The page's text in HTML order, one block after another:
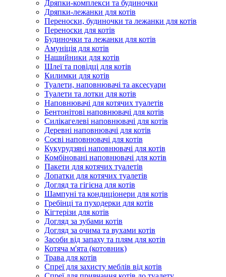
Дряпки-комплекси та будиночки
Дряпки-лежанки для котів
Переноски, будиночки та лежанки для котів
Переноски для котів
Будиночки та лежанки для котів
Амуніція для котів
Нашийники для котів
Шлеї та повідці для котів
Килимки для котів
Туалети, наповнювачі та аксесуари
Туалети та лотки для котів
Наповнювачі для котячих туалетів
Бентонітові наповнювачі для котів
Силікагелеві наповнювачі для котів
Деревні наповнювачі для котів
Соєві наповнювачі для котів
Кукурудзяні наповнювачі для котів
Комбіновані наповнювачі для котів
Пакети для котячих туалетів
Лопатки для котячих туалетів
Догляд та гігієна для котів
Шампуні та кондиціонери для котів
Гребінці та пуходерки для котів
Кігтерізи для котів
Догляд за зубами котів
Догляд за очима та вухами котів
Засоби від запаху та плям для котів
Котяча м'ята (котовник)
Трава для котів
Спреї для захисту меблів від котів